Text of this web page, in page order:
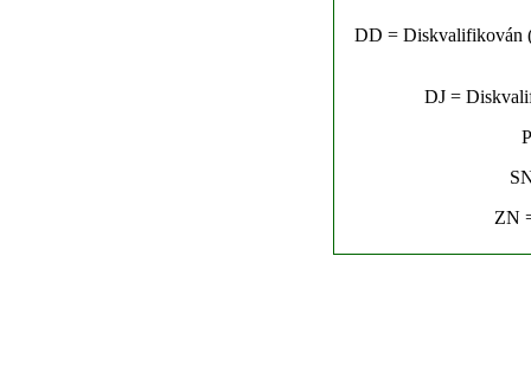
DD = Diskvalifikován
DJ =
ZN